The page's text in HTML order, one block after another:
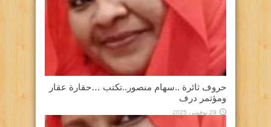
حروف ثائرة ..سهام منصور..تكتب …حقارة عقار
ومؤتمر درف
29 نوفمبر، 2025